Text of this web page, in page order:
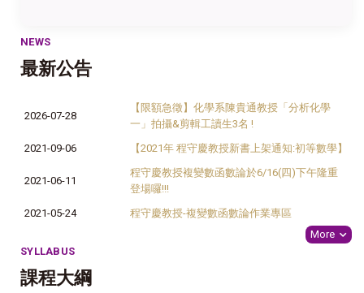
NEWS
最新公告
2026-07-28
【限額急徵】化學系陳貴通教授「分析化學
一」拍攝&剪輯工讀生3名 !
2021-09-06
【2021年 程守慶教授新書上架通知:初等數學】
2021-06-11
程守慶教授複變數函數論於6/16(四)下午隆重
登場囉!!!
2021-05-24
程守慶教授-複變數函數論作業專區
More
SYLLABUS
課程大綱